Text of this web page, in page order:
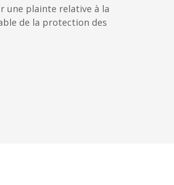
une plainte relative à la
de la protection des